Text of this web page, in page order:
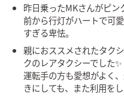
昨日乗ったMKさんがピン
前から行灯がハートで可
すぎる卑怯。
親におススメされたタク
クのレアタクシーでした✨
運転手の方も愛想がよく
きにしても、また利用を